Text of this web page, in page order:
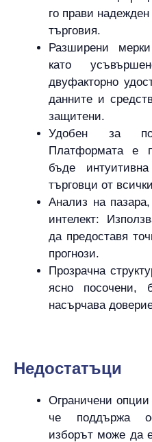
го прави
търговия.
Разширени
като
двуфакторно
данните и
защитени.
Удобен за
Платформата е
бъде
търговци от
Анализ на
интелект:
да предоставя
прогнози.
Прозрачна
ясно посочени,
насърчава
Hедостатъци
Ограничени опции
че поддържа
изборът може да